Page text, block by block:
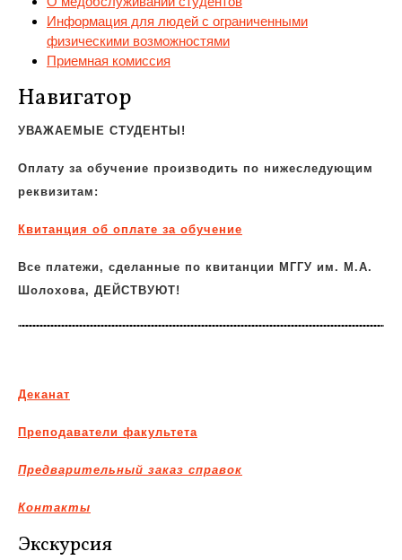
Информация для людей с ограниченными
физическими возможностями
Приемная комиссия
Навигатор
УВАЖАЕМЫЕ СТУДЕНТЫ!
Оплату за обучение производить по нижеследующим
реквизитам:
Квитанция об оплате за обучение
Все платежи, сделанные по квитанции МГГУ им. М.А.
Шолохова, ДЕЙСТВУЮТ!
Деканат
Преподаватели факультета
Предварительный заказ справок
Контакты
Экскурсия